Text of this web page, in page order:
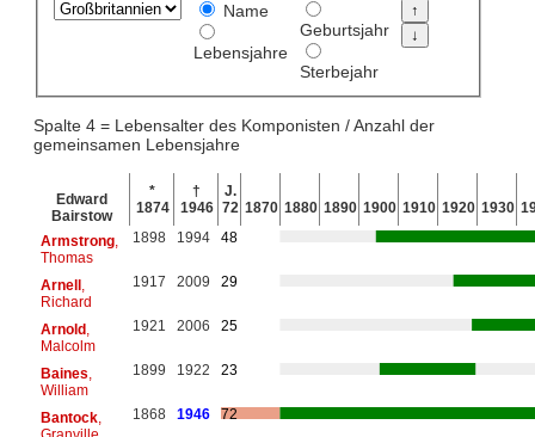
Name
Lebensjahre
Geburtsjahr
Sterbejahr
Spalte 4 = Lebensalter des Komponisten / Anzahl der
gemeinsamen Lebensjahre
Edward
Bairstow
*
1874
†
1946
J.
72 1870 1880 1890 1900 1910 1920 1930
Armstrong,
Thomas
1898 1994 48
Arnell,
Richard
1917 2009 29
Arnold,
Malcolm
1921 2006 25
Baines
William
1899 1922 23
Bantock,
1868 1946 72